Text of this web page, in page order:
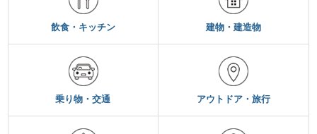
飲食・キッチン 建物・建造物
乗り物・交通 アウトドア・旅行